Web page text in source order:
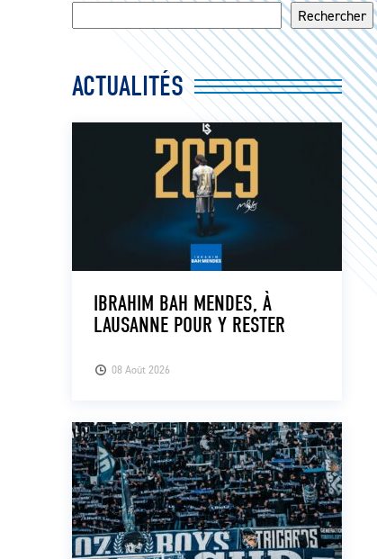
Rechercher
ACTUALITÉS
08 Août 2026
IBRAHIM BAH MENDES, À
LAUSANNE POUR Y RESTER